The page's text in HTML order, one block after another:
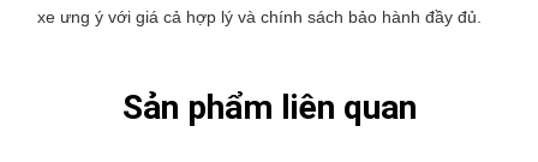
xe ưng ý với giá cả hợp lý và chính sách bảo hành đầy đủ.
Sản phẩm liên quan